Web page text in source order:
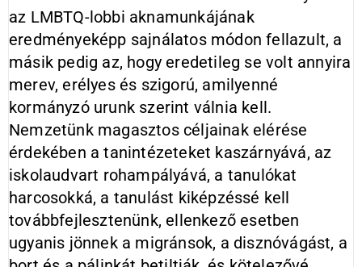
az LMBTQ-lobbi aknamunkájának
eredményeképp sajnálatos módon fellazult, a
másik pedig az, hogy eredetileg se volt annyira
merev, erélyes és szigorú, amilyenné
kormányzó urunk szerint válnia kell.
Nemzetünk magasztos céljainak elérése
érdekében a tanintézeteket kaszárnyává, az
iskolaudvart rohampályává, a tanulókat
harcosokká, a tanulást kiképzéssé kell
továbbfejlesztenünk, ellenkező esetben
ugyanis jönnek a migránsok, a disznóvágást, a